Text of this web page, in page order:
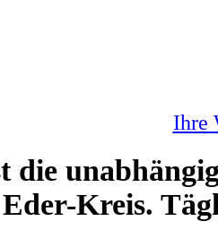
Ihre
die
Eder-Kreis.